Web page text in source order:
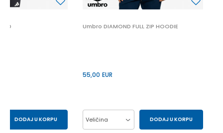
HD
DODAJ U KORPU
Umbro DIAMOND FULL ZIP HOODIE
55,00 EUR
Veličina DODAJ U KORPU